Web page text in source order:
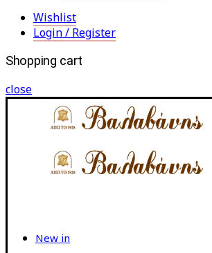
Wishlist
Login / Register
Shopping cart
close
New in